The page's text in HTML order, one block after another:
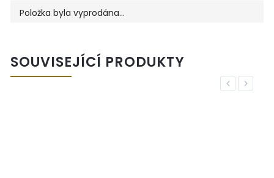
Položka byla vyprodána…
SOUVISEJÍCÍ PRODUKTY
Previous
Next